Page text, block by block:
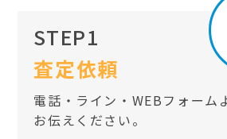
STEP1
査定依頼
電話・ライン・WEBフォーム
お伝えください。